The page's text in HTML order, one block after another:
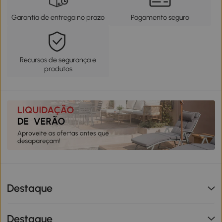
Garantia de entrega no prazo Pagamento seguro
Recursos de segurança e
produtos
Destaque
Destaque